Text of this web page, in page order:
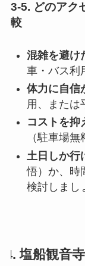
3-5. どのアク
較
混雑を避け
車・バス利
体力に自信
用、または
コストを抑
（駐車場無
土日しか行
悟）か、時
検討しまし
4. 塩船観音